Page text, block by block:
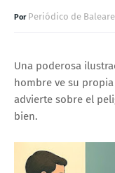
Periódico de
Una poderosa
hombre ve su
advierte sobre el
bien.